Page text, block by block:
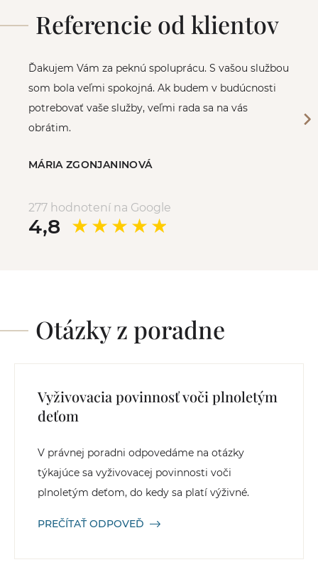
Referencie od klientov
Ďakujem Vám za peknú spoluprácu. S vašou službou
som bola veľmi spokojná. Ak budem v budúcnosti
potrebovať vaše služby, veľmi rada sa na vás
obrátim.
MÁRIA ZGONJANINOVÁ
277 hodnotení na Google
4,8
Otázky z poradne
Vyživovacia povinnosť voči plnoletým
deťom
V právnej poradni odpovedáme na otázky
týkajúce sa vyživovacej povinnosti voči
plnoletým deťom, do kedy sa platí výživné.
PREČÍTAŤ ODPOVEĎ